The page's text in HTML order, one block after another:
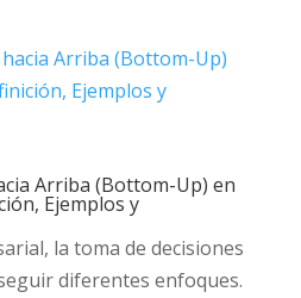
Arriba (Bottom-Up) en
Ejemplos y
la toma de decisiones
diferentes enfoques.